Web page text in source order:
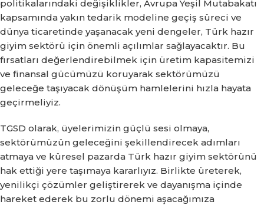
politikalarındaki değişiklikler, Avrupa Yeşil Mutabakatı
kapsamında yakın tedarik modeline geçiş süreci ve
dünya ticaretinde yaşanacak yeni dengeler, Türk hazır
giyim sektörü için önemli açılımlar sağlayacaktır. Bu
fırsatları değerlendirebilmek için üretim kapasitemizi
ve finansal gücümüzü koruyarak sektörümüzü
geleceğe taşıyacak dönüşüm hamlelerini hızla hayata
geçirmeliyiz.
TGSD olarak, üyelerimizin güçlü sesi olmaya,
sektörümüzün geleceğini şekillendirecek adımları
atmaya ve küresel pazarda Türk hazır giyim sektörünü
hak ettiği yere taşımaya kararlıyız. Birlikte üreterek,
yenilikçi çözümler geliştirerek ve dayanışma içinde
hareket ederek bu zorlu dönemi aşacağımıza